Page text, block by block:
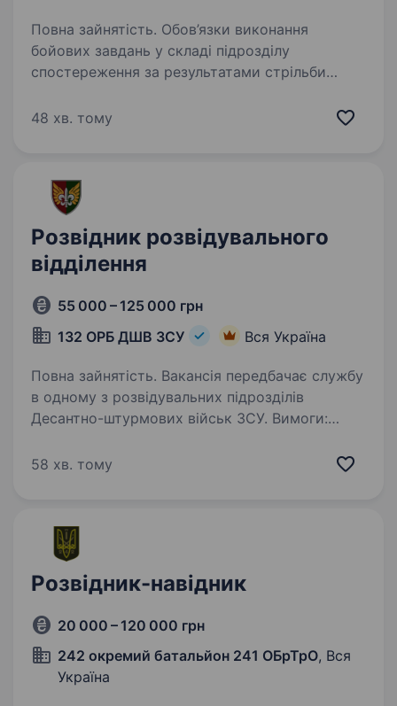
Повна зайнятість. Обов’язки виконання
бойових завдань у складі підрозділу
спостереження за результатами стрільби
з використанням БПЛА аналіз та обробка
48 хв. тому
Розвідник розвідувального
відділення
55 000 – 125 000 грн
132 ОРБ ДШВ ЗСУ
Вся Україна
Повна зайнятість. Вакансія передбачає службу
в одному з розвідувальних підрозділів
Десантно-штурмових військ ЗСУ. Вимоги:
уміння працювати в команді та орієнтуватись
58 хв. тому
Розвідник-навідник
20 000 – 120 000 грн
242 окремий батальйон 241 ОБрТрО, Вся
Україна